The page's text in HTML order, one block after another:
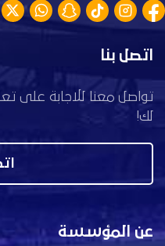
اتصل بنا
تواصل معنا للاجابة على
لك!
عن المؤسسة